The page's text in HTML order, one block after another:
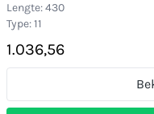
Lengte: 430
Type: 11
1.036,56